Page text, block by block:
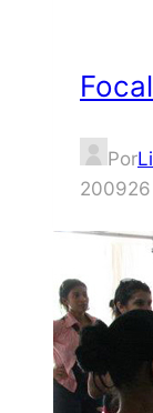
Por
2009